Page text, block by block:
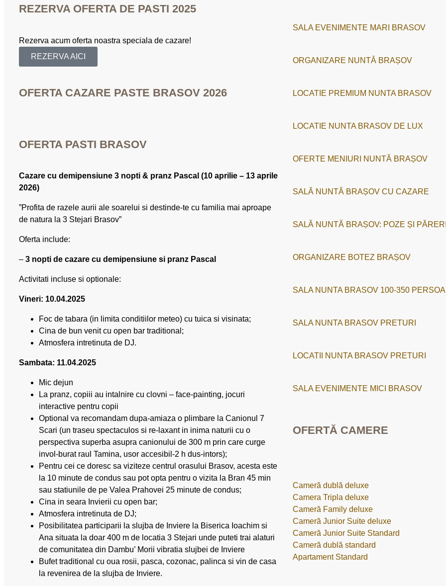
REZERVA OFERTA DE PASTI 2025
Rezerva acum oferta noastra speciala de cazare!
REZERVA AICI
OFERTA CAZARE PASTE BRASOV 2026
OFERTA PASTI BRASOV
Cazare cu demipensiune 3 nopti & pranz Pascal (10 aprilie – 13 aprile
2026)
”Profita de razele aurii ale soarelui si destinde-te cu familia mai aproape
de natura la 3 Stejari Brasov”
Oferta include:
– 3 nopti de cazare cu demipensiune si pranz Pascal
Activitati incluse si optionale:
Vineri: 10.04.2025
Foc de tabara (in limita conditiilor meteo) cu tuica si visinata;
Cina de bun venit cu open bar traditional;
Atmosfera intretinuta de DJ.
Sambata: 11.04.2025
Mic dejun
La pranz, copiii au intalnire cu clovni – face-painting, jocuri
interactive pentru copii
Optional va recomandam dupa-amiaza o plimbare la Canionul 7
Scari (un traseu spectaculos si re-laxant in inima naturii cu o
perspectiva superba asupra canionului de 300 m prin care curge
invol-burat raul Tamina, usor accesibil-2 h dus-intors);
Pentru cei ce doresc sa viziteze centrul orasului Brasov, acesta este
la 10 minute de condus sau pot opta pentru o vizita la Bran 45 min
sau statiunile de pe Valea Prahovei 25 minute de condus;
Cina in seara Invierii cu open bar;
Atmosfera intretinuta de DJ;
Posibilitatea participarii la slujba de Inviere la Biserica Ioachim si
Ana situata la doar 400 m de locatia 3 Stejari unde puteti trai alaturi
de comunitatea din Dambu’ Morii vibratia slujbei de Inviere
Bufet traditional cu oua rosii, pasca, cozonac, palinca si vin de casa
la revenirea de la slujba de Inviere.
SALA EVENIMENTE MARI BRASOV
ORGANIZARE NUNTĂ BRAȘOV
LOCATIE PREMIUM NUNTA BRASOV
LOCATIE NUNTA BRASOV DE LUX
OFERTE MENIURI NUNTĂ BRAȘOV
SALĂ NUNTĂ BRAȘOV CU CAZARE
SALĂ NUNTĂ BRAȘOV: POZE ȘI
ORGANIZARE BOTEZ BRAȘOV
SALA NUNTA BRASOV 100-350
SALA NUNTA BRASOV PRETURI
LOCATII NUNTA BRASOV PRETURI
SALA EVENIMENTE MICI BRASOV
OFERTĂ CAMERE
Cameră dublă deluxe
Camera Tripla deluxe
Cameră Family deluxe
Cameră Junior Suite deluxe
Cameră Junior Suite Standard
Cameră dublă standard
Apartament Standard